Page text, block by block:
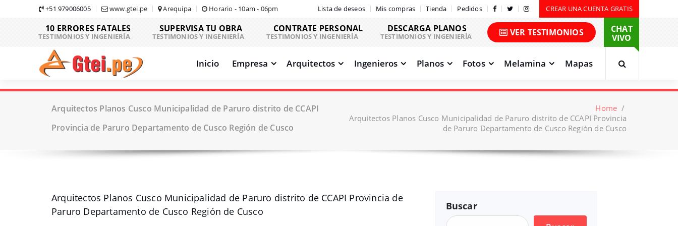
+51 979006005 www.gtei.pe Arequipa Horario - 10am - 06pm Lista de deseos Mis compras Tienda Pedidos CREAR UNA CUENTA GRATIS
10 ERRORES FATALES
TESTIMONIOS Y INGENIERÍA
SUPERVISA TU OBRA
TESTIMONIOS Y INGENIERÍA
CONTRATE PERSONAL
TESTIMONIOS Y INGENIERÍA
DESCARGA PLANOS
TESTIMONIOS Y INGENIERÍA VER TESTIMONIOS
CHAT
VIVO
Inicio Empresa Arquitectos Ingenieros Planos Fotos Melamina Mapas
Arquitectos Planos Cusco Municipalidad de Paruro distrito de CCAPI
Provincia de Paruro Departamento de Cusco Región de Cusco
Home /
Arquitectos Planos Cusco Municipalidad de Paruro distrito de CCAPI Provincia
de Paruro Departamento de Cusco Región de Cusco
Arquitectos Planos Cusco Municipalidad de Paruro distrito de CCAPI Provincia de
Paruro Departamento de Cusco Región de Cusco
Buscar